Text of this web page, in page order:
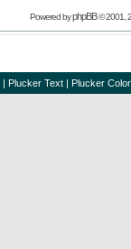
Powered byphpBB© 2001,
| Plucker Text | Plucker Color